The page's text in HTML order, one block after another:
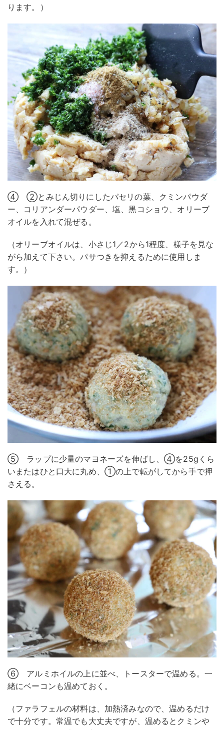
ります。）
④ ②とみじん切りにしたパセリの葉、クミンパウダ
ー、コリアンダーパウダー、塩、黒コショウ、オリーブ
オイルを入れて混ぜる。
（オリーブオイルは、小さじ1／2から1程度、様子を見な
がら加えて下さい。パサつきを抑えるために使用しま
す。）
⑤ ラップに少量のマヨネーズを伸ばし、④を25gくら
いまたはひと口大に丸め、①の上で転がしてから手で押
さえる。
⑥ アルミホイルの上に並べ、トースターで温める。一
緒にベーコンも温めておく。
（ファラフェルの材料は、加熱済みなので、温めるだけ
で十分です。常温でも大丈夫ですが、温めるとクミンや